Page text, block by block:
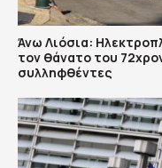
Άνω Λιόσια:
τον θάνατο του
συλληφθέντες